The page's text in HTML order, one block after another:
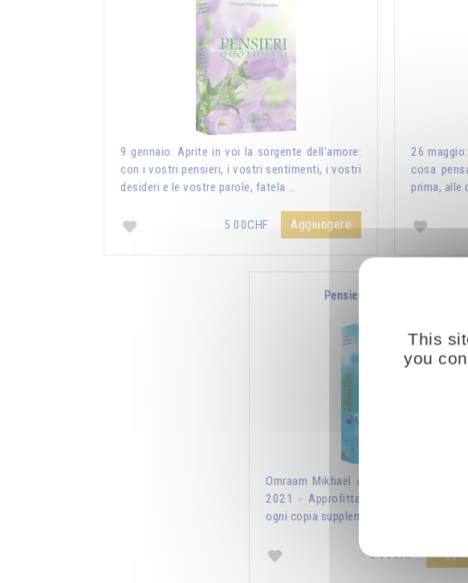
9 gennaio: Aprite in voi la sorgente dell’amore:
con i vostri pensieri, i vostri sentimenti, i vostri
desideri e le vostre parole, fatela …
5.00CHF Aggiungere
26
cosa
prima, alle
Pensieri Quotidiani 2021
Omraam Mikhaël Aïvanhov Pensieri
2021 - Approfitta dello sconto di 2
ogni copia supplementare aggiunta
5.00CHF
This
you